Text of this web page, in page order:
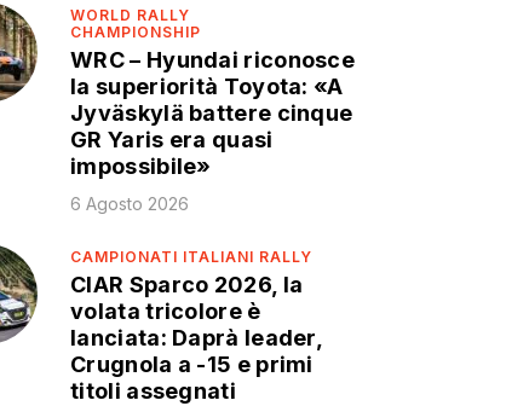
WORLD RALLY
CHAMPIONSHIP
WRC – Hyundai riconosce
la superiorità Toyota: «A
Jyväskylä battere cinque
GR Yaris era quasi
impossibile»
6 Agosto 2026
CAMPIONATI ITALIANI RALLY
CIAR Sparco 2026, la
volata tricolore è
lanciata: Daprà leader,
Crugnola a -15 e primi
titoli assegnati